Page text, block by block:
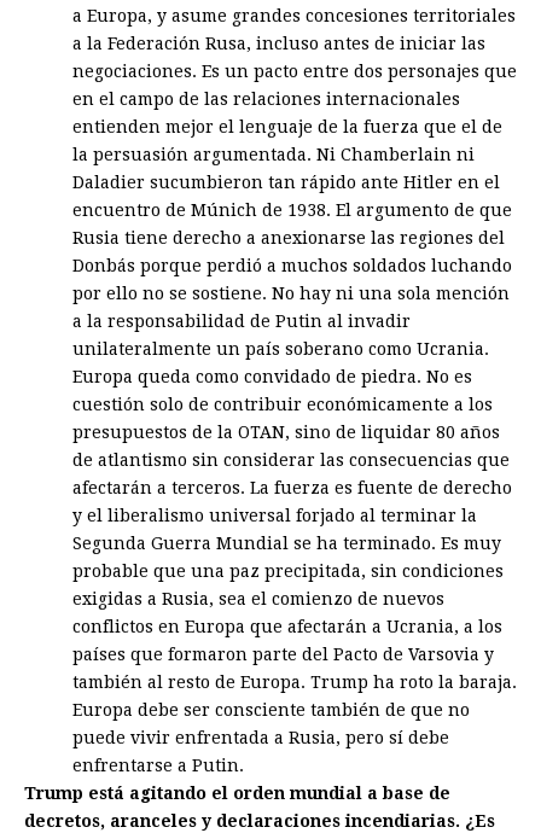
a Europa, y asume grandes concesiones territoriales
a la Federación Rusa, incluso antes de iniciar las
negociaciones. Es un pacto entre dos personajes que
en el campo de las relaciones internacionales
entienden mejor el lenguaje de la fuerza que el de
la persuasión argumentada. Ni Chamberlain ni
Daladier sucumbieron tan rápido ante Hitler en el
encuentro de Múnich de 1938. El argumento de que
Rusia tiene derecho a anexionarse las regiones del
Donbás porque perdió a muchos soldados luchando
por ello no se sostiene. No hay ni una sola mención
a la responsabilidad de Putin al invadir
unilateralmente un país soberano como Ucrania.
Europa queda como convidado de piedra. No es
cuestión solo de contribuir económicamente a los
presupuestos de la OTAN, sino de liquidar 80 años
de atlantismo sin considerar las consecuencias que
afectarán a terceros. La fuerza es fuente de derecho
y el liberalismo universal forjado al terminar la
Segunda Guerra Mundial se ha terminado. Es muy
probable que una paz precipitada, sin condiciones
exigidas a Rusia, sea el comienzo de nuevos
conflictos en Europa que afectarán a Ucrania, a los
países que formaron parte del Pacto de Varsovia y
también al resto de Europa. Trump ha roto la baraja.
Europa debe ser consciente también de que no
puede vivir enfrentada a Rusia, pero sí debe
enfrentarse a Putin.
Trump está agitando el orden mundial a base de
decretos, aranceles y declaraciones incendiarias. ¿Es